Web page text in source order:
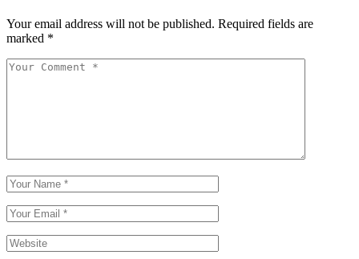
Your email address will not be published. Required fields are
marked *